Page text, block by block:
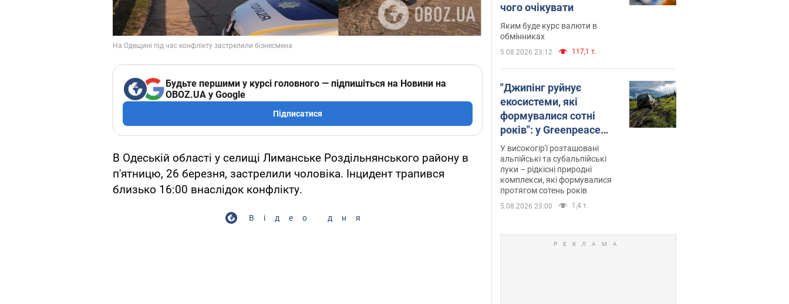
Будьте першими у курсі головного — підпишіться на Новини на
OBOZ.UA у Google
Підписатися
В Одеській області у селищі Лиманське Роздільнянського району в
п'ятницю, 26 березня, застрелили чоловіка. Інцидент трапився
близько 16:00 внаслідок конфлікту.
Відео дня
чого очікувати
Яким буде курс валюти в
обмінниках
5.08.2026 23:12 117,1 т.
"Джипінг руйнує
екосистеми, які
формувалися сотні
років": у Greenpeace
забили на сполох
У високогір'ї розташовані
альпійські та субальпійські
луки – рідкісні природні
комплекси, які формувалися
протягом сотень років
5.08.2026 23:00 1,4 т.